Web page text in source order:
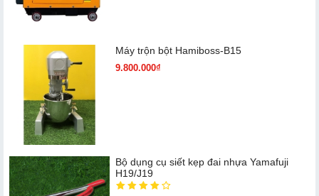
Máy trộn bột Hamiboss-B15
9.800.000₫
Bộ dụng cụ siết kẹp đai nhựa Yamafuji
H19/J19